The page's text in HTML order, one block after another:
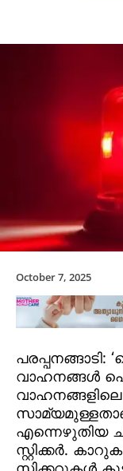
October 7, 2025
പരപ്പനങ്ങാടി:
വാഹനങ്ങൾ
വാഹനങ്ങളിലെ
എന്നെഴുതിയ
സ്റ്റിക്കർ.